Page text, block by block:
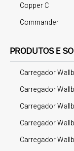
Copper C
Commander
PRODUTOS E
Carregador
Carregador
Carregador
Carregador
Carregador